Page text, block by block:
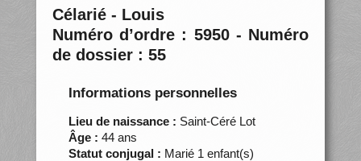
Célarié - Louis
Numéro d’ordre : 5950 - Numéro
de dossier : 55
Informations personnelles
Lieu de naissance : Saint-Céré Lot
Âge : 44 ans
Statut conjugal : Marié 1 enfant(s)